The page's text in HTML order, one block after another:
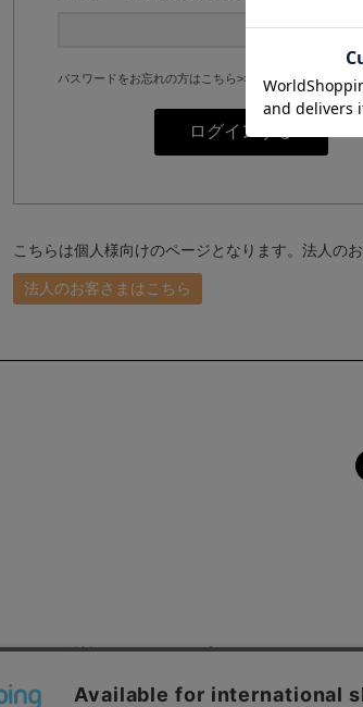
パスワードをお忘れの方はこちら>>
こちらは個人様向けのページとなります。法人の
法人のお客さまはこちら
会社概要 プライバシーポリシー